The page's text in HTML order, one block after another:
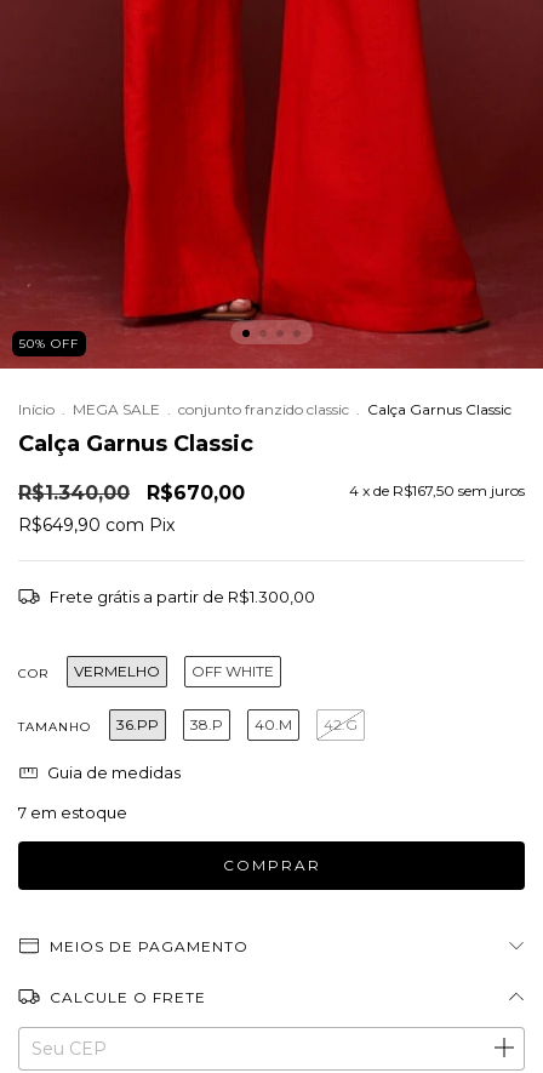
50% OFF
Início . MEGA SALE . conjunto franzido classic . Calça Garnus Classic
Calça Garnus Classic
R$1.340,00 R$670,00 4 x de R$167,50 sem juros
R$649,90 com Pix
Frete grátis a partir de R$1.300,00
COR VERMELHO OFF WHITE
TAMANHO 36.PP 38.P 40.M 42.G
Guia de medidas
7 em estoque
MEIOS DE PAGAMENTO
CALCULE O FRETE
Entregas para o CEP: ALTERAR CEP